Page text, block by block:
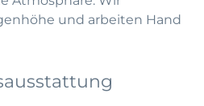
und arbeiten Hand